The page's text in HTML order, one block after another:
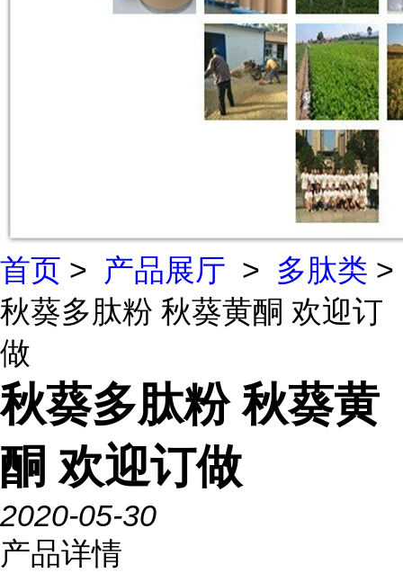
首页 > 产品展厅 > 多肽类 >
秋葵多肽粉 秋葵黄酮 欢迎订
做
秋葵多肽粉 秋葵黄
酮 欢迎订做
2020-05-30
产品详情